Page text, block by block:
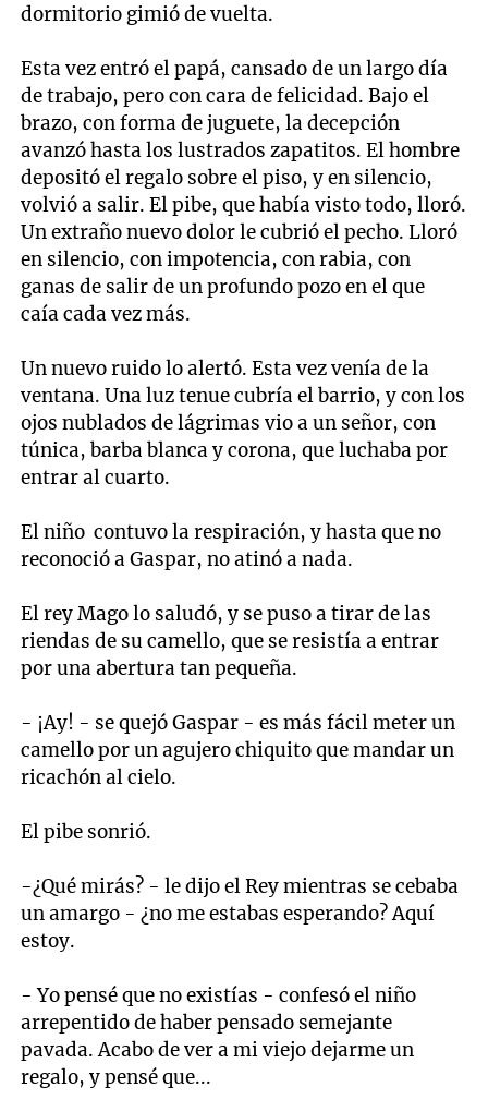
dormitorio gimió de vuelta.
Esta vez entró el papá, cansado de un largo día
de trabajo, pero con cara de felicidad. Bajo el
brazo, con forma de juguete, la decepción
avanzó hasta los lustrados zapatitos. El hombre
depositó el regalo sobre el piso, y en silencio,
volvió a salir. El pibe, que había visto todo, lloró.
Un extraño nuevo dolor le cubrió el pecho. Lloró
en silencio, con impotencia, con rabia, con
ganas de salir de un profundo pozo en el que
caía cada vez más.
Un nuevo ruido lo alertó. Esta vez venía de la
ventana. Una luz tenue cubría el barrio, y con los
ojos nublados de lágrimas vio a un señor, con
túnica, barba blanca y corona, que luchaba por
entrar al cuarto.
El niño contuvo la respiración, y hasta que no
reconoció a Gaspar, no atinó a nada.
El rey Mago lo saludó, y se puso a tirar de las
riendas de su camello, que se resistía a entrar
por una abertura tan pequeña.
- ¡Ay! - se quejó Gaspar - es más fácil meter un
camello por un agujero chiquito que mandar un
ricachón al cielo.
El pibe sonrió.
-¿Qué mirás? - le dijo el Rey mientras se cebaba
un amargo - ¿no me estabas esperando? Aquí
estoy.
- Yo pensé que no existías - confesó el niño
arrepentido de haber pensado semejante
pavada. Acabo de ver a mi viejo dejarme un
regalo, y pensé que...